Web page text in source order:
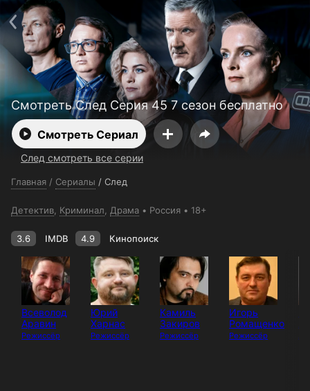
Смотреть След Серия 45 7 сезон бесплатно
Смотреть Сериал
След смотреть все серии
Главная / Сериалы / След
Детектив Криминал Драма Россия 18+
3.6 IMDB 4.9 Кинопоиск
Всеволод
Аравин
Режиссёр
Юрий
Харнас
Режиссёр
Камиль
Закиров
Режиссёр
Игорь
Ромащенко
Режиссёр
Поддержка:support@24h.tv
О сервисе
Пользовательское соглашение
Политика конфиденциальности
Для партнёров
Открыть приложение
Ввести промокод
Установить на ТВ
Бесплатные каналы Контакты